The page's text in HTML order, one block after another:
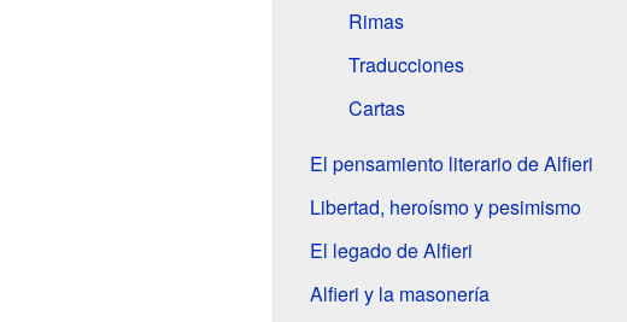
Rimas
Traducciones
Cartas
El pensamiento literario de Alfieri
Libertad, heroísmo y pesimismo
El legado de Alfieri
Alfieri y la masonería